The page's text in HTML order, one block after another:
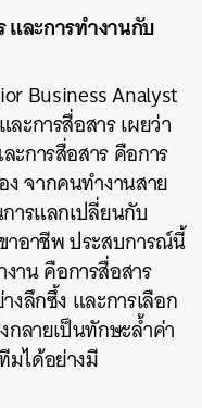
และการทำงานกับ
Business Analyst
การสื่อสาร เผยว่า
การสื่อสาร คือการ
จากคนทำงานสาย
ารแลกเปลี่ยนกับ
าอาชีพ ประสบการณ์นี้
าน คือการสื่อสาร
ลึกซึ้ง และการเลือก
ลายเป็นทักษะล้ำค่า
มได้อย่างมี